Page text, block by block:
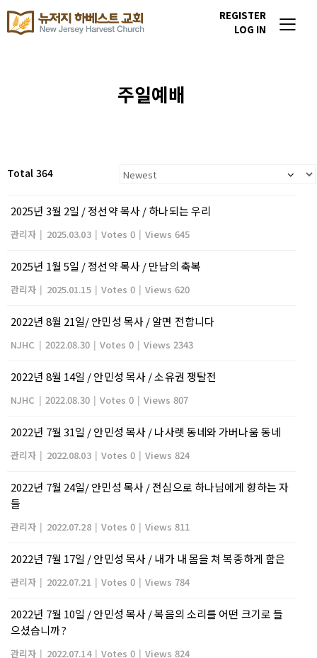
REGISTER
LOG IN
주일예배
Total 364
2025년 3월 2일 / 정선약 목사 / 하나되는 우리
관리자 | 2025.03.03 | Votes 0 | Views 645
2025년 1월 5일 / 정선약 목사 / 만남의 축복
관리자 | 2025.01.15 | Votes 0 | Views 620
2022년 8월 21일/ 안민성 목사 / 알면 전합니다
NJHC | 2022.08.30 | Votes 0 | Views 2343
2022년 8월 14일 / 안민성 목사 / 소유권 쟁탈전
NJHC | 2022.08.30 | Votes 0 | Views 807
2022년 7월 31일 / 안민성 목사 / 나사렛 동네와 가버나움 동네
관리자 | 2022.08.03 | Votes 0 | Views 824
2022년 7월 24일/ 안민성 목사 / 전심으로 하나님에게 향하는 자
들
관리자 | 2022.07.28 | Votes 0 | Views 811
2022년 7월 17일 / 안민성 목사 / 내가 내 몸을 쳐 복종하게 함은
관리자 | 2022.07.21 | Votes 0 | Views 784
2022년 7월 10일 / 안민성 목사 / 복음의 소리를 어떤 크기로 들
으셨습니까?
관리자 | 2022.07.14 | Votes 0 | Views 824